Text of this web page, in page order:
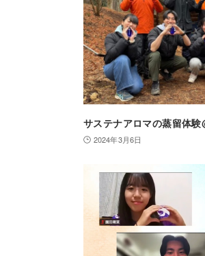
サステナアロマの蒸留体験
2024年3月6日